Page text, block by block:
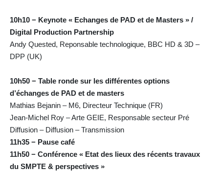
10h10 − Keynote « Echanges de PAD et de Masters » /
Digital Production Partnership
Andy Quested, Reponsable technologique, BBC HD & 3D –
DPP (UK)
10h50 − Table ronde sur les différentes options
d’échanges de PAD et de masters
Mathias Bejanin – M6, Directeur Technique (FR)
Jean-Michel Roy – Arte GEIE, Responsable secteur Pré
Diffusion – Diffusion – Transmission
11h35 − Pause café
11h50 − Conférence « Etat des lieux des récents travaux
du SMPTE & perspectives »